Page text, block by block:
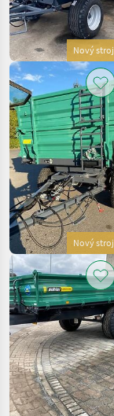
Nový stroj
Nový stroj